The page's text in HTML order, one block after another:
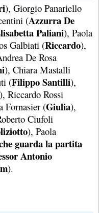
), Giorgio Panariello
(Azzurra De
Paliani), Paola
Galbiati (Riccardo),
De Rosa
), Chiara Mastalli
(Filippo Santilli),
), Riccardo Rossi
Fornasier (Giulia),
Ciufoli
), Paola
guarda la partita
Antonio
).